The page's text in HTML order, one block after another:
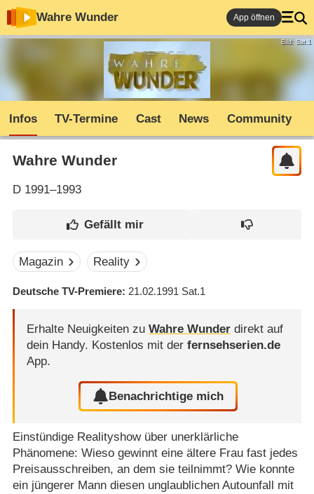
Wahre Wunder App öffnen
Bild: Sat.1
Infos TV-Termine Cast News Community
Wahre Wunder
D1991–1993
Magazin Reality
Deutsche TV-Premiere 21.02.1991 Sat.1
Erhalte Neuigkeiten zu Wahre Wunderdirekt auf
dein Handy. Kostenlos mit der fernsehserien.de
App.
Benachrichtige mich
Einstündige Realityshow über unerklärliche
Phänomene: Wieso gewinnt eine ältere Frau fast jedes
Preisausschreiben, an dem sie teilnimmt? Wie konnte
ein jüngerer Mann diesen unglaublichen Autounfall mit